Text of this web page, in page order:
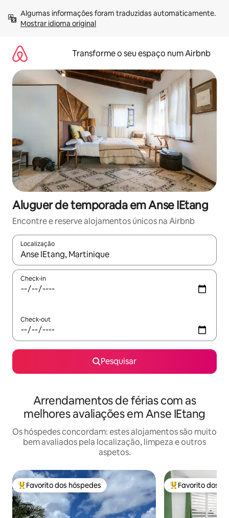
para
Mostrar idioma original
Transforme o seu espaço num Airbnb
Aluguer de temporada em Anse IEtang
Encontre e reserve alojamentos únicos na Airbnb
Localização
Quando os resultados estiverem disponíveis, navegue com
Check-in
Check-out
Pesquisar
Arrendamentos de férias com as
melhores avaliações em Anse IEtang
Os hóspedes concordam: estes alojamentos são muito
bem avaliados pela localização, limpeza e outros
aspetos.
Favoritos dos hóspedes mais apreciados
Favorito dos hóspedes Favoritos dos
Favorito dos